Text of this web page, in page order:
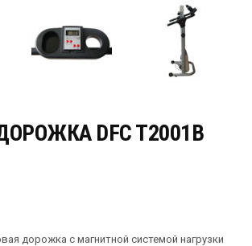
DFC T2001B
дорожка с магнитной системой нагрузки